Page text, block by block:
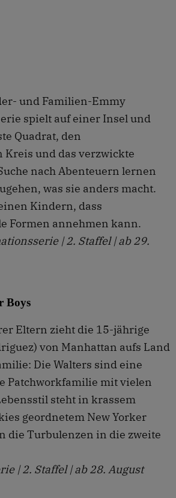
und Familien-Emmy
spielt auf einer Insel und
Quadrat, den
Kreis und das verzwickte
nach Abenteuern lernen
was sie anders macht.
Kindern, dass
Formen annehmen kann.
| 2. Staffel | ab 29.
Boys
Eltern zieht die 15-jährige
von Manhattan aufs Land
Die Walters sind eine
Patchworkfamilie mit vielen
steht in krassem
geordnetem New Yorker
die Turbulenzen in die zweite
| 2. Staffel | ab 28. August